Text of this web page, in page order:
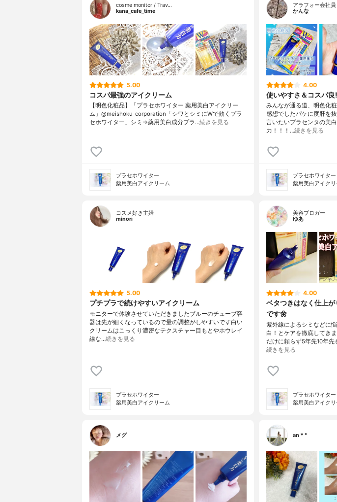
cosme monitor / Trav…
kana_cafe_time
5.00
コスパ最強のアイクリーム
【明色化粧品】「プラセホワイター 薬用美白アイクリー
ム」@meishoku_corporation「シワとシミにWで効くプラ
セホワイター」シミ⇒薬用美白成分プラ…続きを見る
プラセホワイター
薬用美白アイクリーム
アラフォー会社員
かんな
4.00
使いやすさ＆コスパ
みんなが通る道、明色化
感想でしたパケに度肝を
言いたいプラセンタの美
力！！！…続きを見る
プラセホワイター
薬用美白アイクリ
コスメ好き主婦
minori
5.00
プチプラで続けやすいアイクリーム
モニターで体験させていただきましたブルーのチューブ容
器は先が細くなっているので量の調整がしやすいです白い
クリームはこっくり濃密なテクスチャー目もとやホウレイ
線な…続きを見る
プラセホワイター
薬用美白アイクリーム
美容ブロガー
ゆあ
4.00
ベタつきはなく仕上
です🌼
紫外線によるシミなどに
白！とケアを徹底してき
だけに頼らず5年先10年
続きを見る
プラセホワイター
薬用美白アイクリ
メグ an＊°